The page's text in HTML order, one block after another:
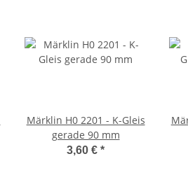
Märklin H0 2201 - K-Gleis
gerade 90 mm
3,60 €*